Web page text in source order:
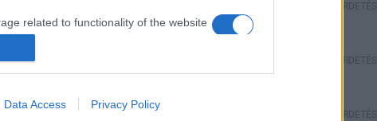
related to functionality of the website
related to personalization.
related to security, including
Data Access Privacy Policy
HÍRDETÉS
HÍRDETÉS
HÍRDETÉS